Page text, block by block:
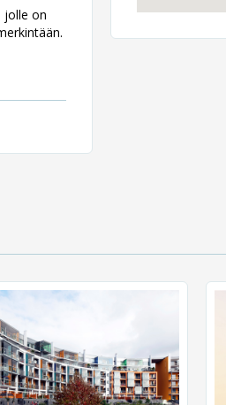
jolle on